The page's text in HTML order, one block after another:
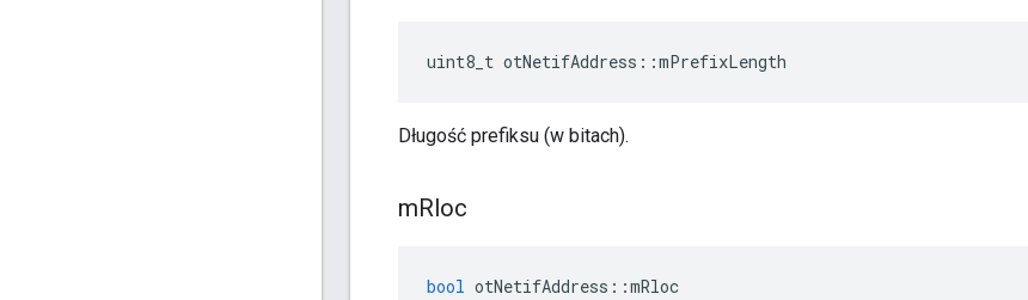
uint8_t otNetifAddress ::mPrefixLength
Długość prefiksu (w bitach).
mRloc
bool otNetifAddress ::mRloc